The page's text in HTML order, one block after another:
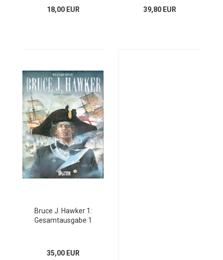
18,00 EUR 39,80 EUR
Bruce J. Hawker 1:
Gesamtausgabe 1
35,00 EUR